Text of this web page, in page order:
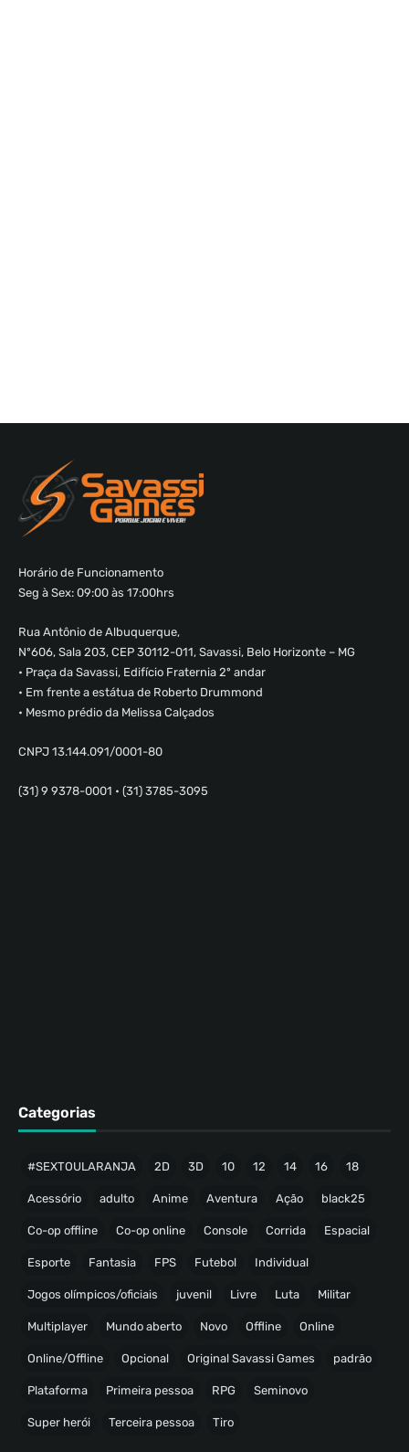
Horário de Funcionamento
Seg à Sex: 09:00 às 17:00hrs
Rua Antônio de Albuquerque,
Nº606, Sala 203, CEP 30112-011, Savassi, Belo Horizonte – MG
• Praça da Savassi, Edifício Fraternia 2º andar
• Em frente a estátua de Roberto Drummond
• Mesmo prédio da Melissa Calçados
CNPJ 13.144.091/0001-80
(31) 9 9378-0001 • (31) 3785-3095
Categorias
#SEXTOULARANJA 2D 3D 10 12 14 16 18
Acessório adulto Anime Aventura Ação black25
Co-op offline Co-op online Console Corrida Espacial
Esporte Fantasia FPS Futebol Individual
Jogos olímpicos/oficiais juvenil Livre Luta Militar
Multiplayer Mundo aberto Novo Offline Online
Online/Offline Opcional Original Savassi Games padrão
Plataforma Primeira pessoa RPG Seminovo
Super herói Terceira pessoa Tiro